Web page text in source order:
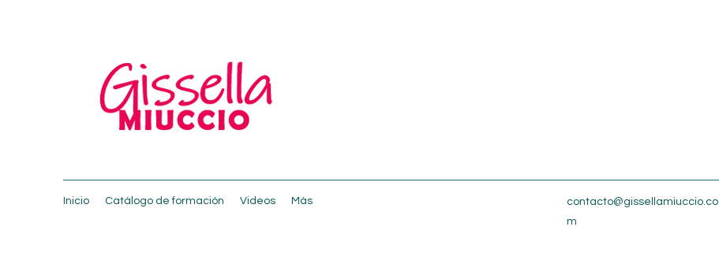
Inicio Catálogo de formación Videos Más
contacto@gissellamiuccio.co
m